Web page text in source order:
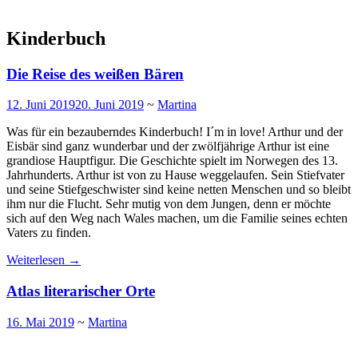
Kinderbuch
Die Reise des weißen Bären
12. Juni 201920. Juni 2019 ~ Martina
Was für ein bezauberndes Kinderbuch! I´m in love! Arthur und der
Eisbär sind ganz wunderbar und der zwölfjährige Arthur ist eine
grandiose Hauptfigur. Die Geschichte spielt im Norwegen des 13.
Jahrhunderts. Arthur ist von zu Hause weggelaufen. Sein Stiefvater
und seine Stiefgeschwister sind keine netten Menschen und so bleibt
ihm nur die Flucht. Sehr mutig von dem Jungen, denn er möchte
sich auf den Weg nach Wales machen, um die Familie seines echten
Vaters zu finden.
Weiterlesen →
Atlas literarischer Orte
16. Mai 2019 ~ Martina